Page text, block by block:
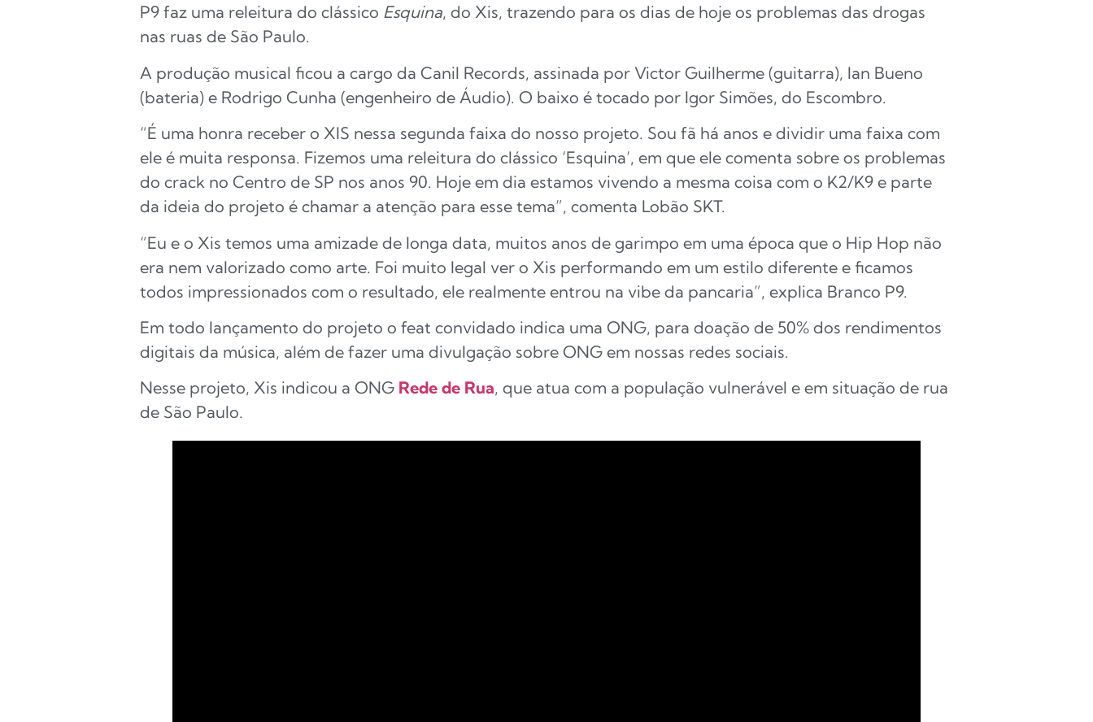
P9 faz uma releitura do clássico Esquina, do Xis, trazendo para os dias de hoje os problemas das drogas
nas ruas de São Paulo.
A produção musical ficou a cargo da Canil Records, assinada por Victor Guilherme (guitarra), Ian Bueno
(bateria) e Rodrigo Cunha (engenheiro de Áudio). O baixo é tocado por Igor Simões, do Escombro.
“É uma honra receber o XIS nessa segunda faixa do nosso projeto. Sou fã há anos e dividir uma faixa com
ele é muita responsa. Fizemos uma releitura do clássico ‘Esquina’, em que ele comenta sobre os problemas
do crack no Centro de SP nos anos 90. Hoje em dia estamos vivendo a mesma coisa com o K2/K9 e parte
da ideia do projeto é chamar a atenção para esse tema”, comenta Lobão SKT.
“Eu e o Xis temos uma amizade de longa data, muitos anos de garimpo em uma época que o Hip Hop não
era nem valorizado como arte. Foi muito legal ver o Xis performando em um estilo diferente e ficamos
todos impressionados com o resultado, ele realmente entrou na vibe da pancaria”, explica Branco P9.
Em todo lançamento do projeto o feat convidado indica uma ONG, para doação de 50% dos rendimentos
digitais da música, além de fazer uma divulgação sobre ONG em nossas redes sociais.
Nesse projeto, Xis indicou a ONG Rede de Rua, que atua com a população vulnerável e em situação de rua
de São Paulo.